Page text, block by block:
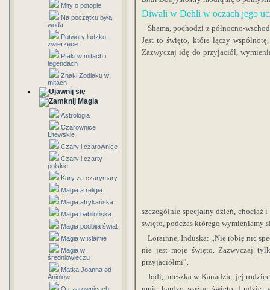
Mity o potopie
Na początku była
woda
Potwory ludzko-
zwierzęce
Ptaki w mitach i
legendach
Znaki Zodiaku w
mitach
Magia
Astrologia
Czarownice
Litewskie
Czary i czarownice
Czary i czarty
polskie
Kary za czarymary
Magia a religia
Magia afrykańska
Magia babilońska
Magia podbija świat
Magia w islamie
Magia w
średniowieczu
Matka Joanna od
Aniołów
Diwali w Dehli w oczach jego
Shama, pochodzi z północno-
Jest to święto, które łączy
Zazwyczaj idę do przyjaciół,
szczególnie specjalny dzień, chociaż
święto, podczas którego wymieniamy
Lorainne, Induska: „Nie robię nic
nie jest moje święto. Zazwyczaj
przyjaciółmi”.
Jodi, mieszka w Kanadzie, jej